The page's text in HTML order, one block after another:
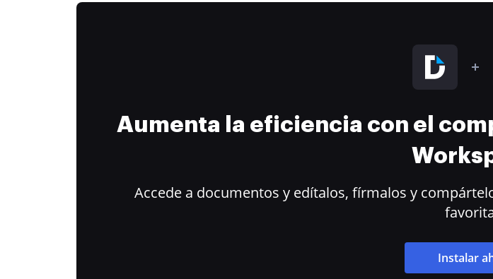
Aumenta la eficiencia con el
Accede a documentos y edítalos, fírmalos y
Instalar